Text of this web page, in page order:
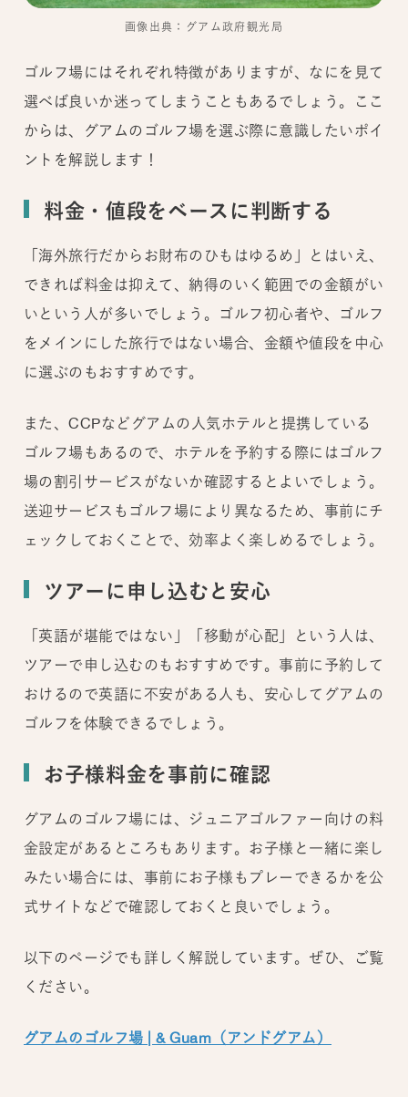
画像出典：グアム政府観光局
ゴルフ場にはそれぞれ特徴がありますが、なにを見て
選べば良いか迷ってしまうこともあるでしょう。ここ
からは、グアムのゴルフ場を選ぶ際に意識したいポイ
ントを解説します！
料金・値段をベースに判断する
「海外旅行だからお財布のひもはゆるめ」とはいえ、
できれば料金は抑えて、納得のいく範囲での金額がい
いという人が多いでしょう。ゴルフ初心者や、ゴルフ
をメインにした旅行ではない場合、金額や値段を中心
に選ぶのもおすすめです。
また、CCPなどグアムの人気ホテルと提携している
ゴルフ場もあるので、ホテルを予約する際にはゴルフ
場の割引サービスがないか確認するとよいでしょう。
送迎サービスもゴルフ場により異なるため、事前にチ
ェックしておくことで、効率よく楽しめるでしょう。
ツアーに申し込むと安心
「英語が堪能ではない」「移動が心配」という人は、
ツアーで申し込むのもおすすめです。事前に予約して
おけるので英語に不安がある人も、安心してグアムの
ゴルフを体験できるでしょう。
お子様料金を事前に確認
グアムのゴルフ場には、ジュニアゴルファー向けの料
金設定があるところもあります。お子様と一緒に楽し
みたい場合には、事前にお子様もプレーできるかを公
式サイトなどで確認しておくと良いでしょう。
以下のページでも詳しく解説しています。ぜひ、ご覧
ください。
グアムのゴルフ場 | & Guam（アンドグアム）